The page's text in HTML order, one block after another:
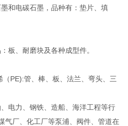
和电碳石墨，品种有：垫片、填
、耐磨块及各种成型件。
PE):管、棒、板、法兰、弯头、三
电力、钢铁、造船、海洋工程等行
气厂、化工厂等泵浦、阀件、管道在